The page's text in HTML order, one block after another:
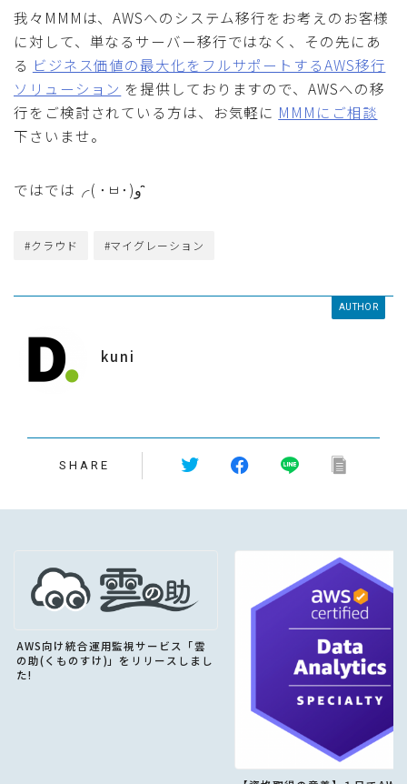
我々MMMは、AWSへのシステム移行をお考えのお客様
に対して、単なるサーバー移行ではなく、その先にあ
る ビジネス価値の最大化をフルサポートするAWS移行
ソリューション を提供しておりますので、AWSへの移
行をご検討されている方は、お気軽に MMMにご相談
下さいませ。
ではでは╭( ･ㅂ･)و ̑̑
#クラウド #マイグレーション
AUTHOR
kuni
SHARE
AWS向け統合運用監視サービス「雲
の助(くものすけ)」をリリースしまし
た!